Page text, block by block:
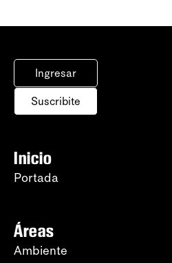
Ingresar
Suscribite
Inicio
Portada
Áreas
Ambiente